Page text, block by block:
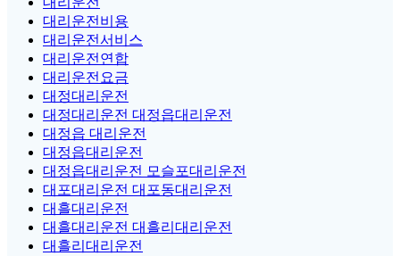
대리운전비용
대리운전서비스
대리운전연합
대리운전요금
대정대리운전
대정대리운전 대정읍대리운전
대정읍 대리운전
대정읍대리운전
대정읍대리운전 모슬포대리운전
대포대리운전 대포동대리운전
대흘대리운전
대흘대리운전 대흘리대리운전
대흘리대리운전